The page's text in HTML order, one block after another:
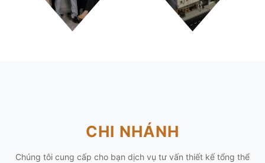
CHI NHÁNH
Chúng tôi cung cấp cho bạn dịch vụ tư vấn thiết kế tổng thể